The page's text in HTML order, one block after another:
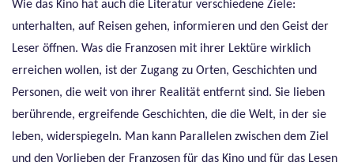
Wie das Kino hat auch die Literatur verschiedene Ziele:
unterhalten, auf Reisen gehen, informieren und den Geist der
Leser öffnen. Was die Franzosen mit ihrer Lektüre wirklich
erreichen wollen, ist der Zugang zu Orten, Geschichten und
Personen, die weit von ihrer Realität entfernt sind. Sie lieben
berührende, ergreifende Geschichten, die die Welt, in der sie
leben, widerspiegeln. Man kann Parallelen zwischen dem Ziel
und den Vorlieben der Franzosen für das Kino und für das Lesen